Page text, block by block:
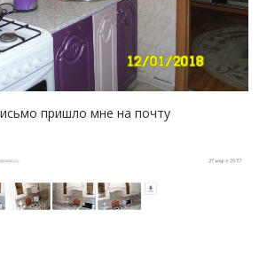
пришло мне на почту